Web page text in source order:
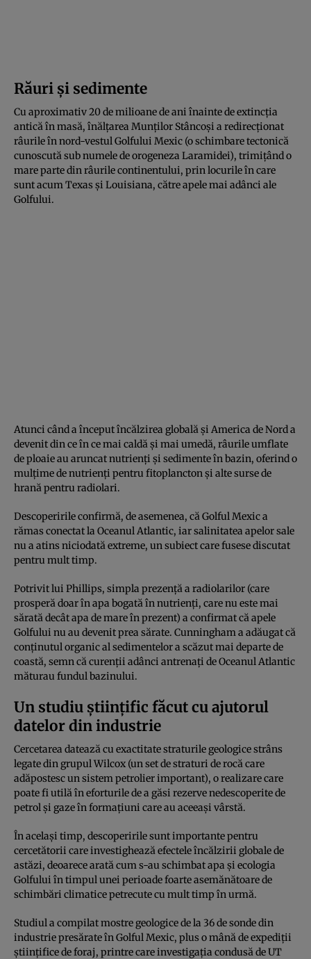
Răuri și sedimente
Cu aproximativ 20 de milioane de ani înainte de extincția
antică în masă, înălțarea Munților Stâncoși a redirecționat
râurile în nord-vestul Golfului Mexic (o schimbare tectonică
cunoscută sub numele de orogeneza Laramidei), trimițând o
mare parte din râurile continentului, prin locurile în care
sunt acum Texas și Louisiana, către apele mai adânci ale
Golfului.
Atunci când a început încălzirea globală și America de Nord a
devenit din ce în ce mai caldă și mai umedă, râurile umflate
de ploaie au aruncat nutrienți și sedimente în bazin, oferind o
mulțime de nutrienți pentru fitoplancton și alte surse de
hrană pentru radiolari.
Descoperirile confirmă, de asemenea, că Golful Mexic a
rămas conectat la Oceanul Atlantic, iar salinitatea apelor sale
nu a atins niciodată extreme, un subiect care fusese discutat
pentru mult timp.
Potrivit lui Phillips, simpla prezență a radiolarilor (care
prosperă doar în apa bogată în nutrienți, care nu este mai
sărată decât apa de mare în prezent) a confirmat că apele
Golfului nu au devenit prea sărate. Cunningham a adăugat că
conținutul organic al sedimentelor a scăzut mai departe de
coastă, semn că curenții adânci antrenați de Oceanul Atlantic
măturau fundul bazinului.
Un studiu științific făcut cu ajutorul
datelor din industrie
Cercetarea datează cu exactitate straturile geologice strâns
legate din grupul Wilcox (un set de straturi de rocă care
adăpostesc un sistem petrolier important), o realizare care
poate fi utilă în eforturile de a găsi rezerve nedescoperite de
petrol și gaze în formațiuni care au aceeași vârstă.
În același timp, descoperirile sunt importante pentru
cercetătorii care investighează efectele încălzirii globale de
astăzi, deoarece arată cum s-au schimbat apa și ecologia
Golfului în timpul unei perioade foarte asemănătoare de
schimbări climatice petrecute cu mult timp în urmă.
Studiul a compilat mostre geologice de la 36 de sonde din
industrie presărate în Golful Mexic, plus o mână de expediții
științifice de foraj, printre care investigația condusă de UT